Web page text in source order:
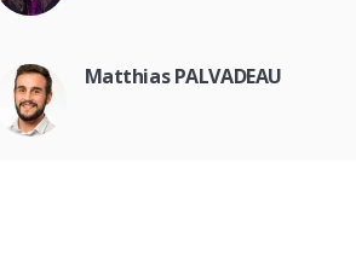
Matthias PALVADEAU